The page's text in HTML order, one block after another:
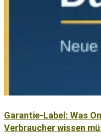
Garantie-Label: Was
Verbraucher wissen